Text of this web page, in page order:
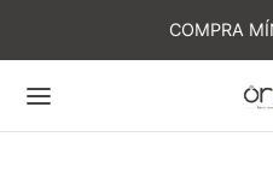
COMPRA